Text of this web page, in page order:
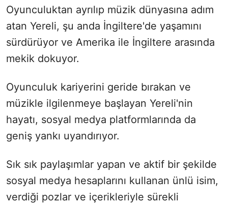
Oyunculuktan ayrılıp müzik dünyasına adım
atan Yereli, şu anda İngiltere'de yaşamını
sürdürüyor ve Amerika ile İngiltere arasında
mekik dokuyor.
Oyunculuk kariyerini geride bırakan ve
müzikle ilgilenmeye başlayan Yereli'nin
hayatı, sosyal medya platformlarında da
geniş yankı uyandırıyor.
Sık sık paylaşımlar yapan ve aktif bir şekilde
sosyal medya hesaplarını kullanan ünlü isim,
verdiği pozlar ve içerikleriyle sürekli